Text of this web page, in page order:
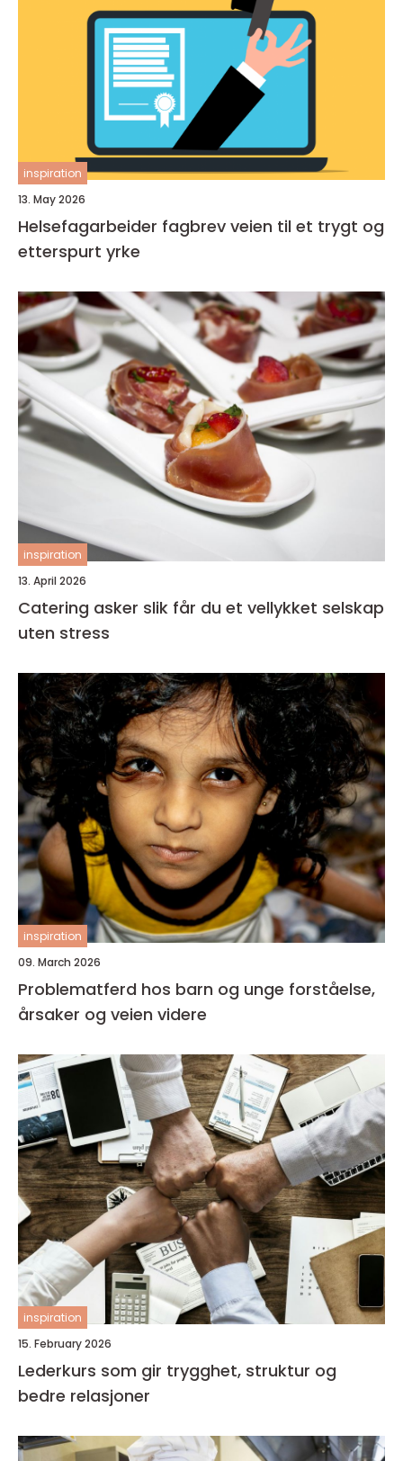
inspiration
13. May 2026
Helsefagarbeider fagbrev veien til et trygt og
etterspurt yrke
inspiration
13. April 2026
Catering asker slik får du et vellykket selskap
uten stress
inspiration
09. March 2026
Problematferd hos barn og unge forståelse,
årsaker og veien videre
inspiration
15. February 2026
Lederkurs som gir trygghet, struktur og
bedre relasjoner